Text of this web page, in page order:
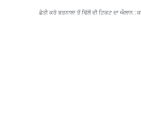
ਛੇਤੀ ਕਰੋ ਬਰਨਾਲਾ ਤੋਂ ਢਿੱਲੋਂ ਦੀ ਟਿਕਟ ਦਾ ਐਲਾਨ :